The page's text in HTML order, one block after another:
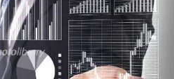
ー
シ
ョ
ン
を
切